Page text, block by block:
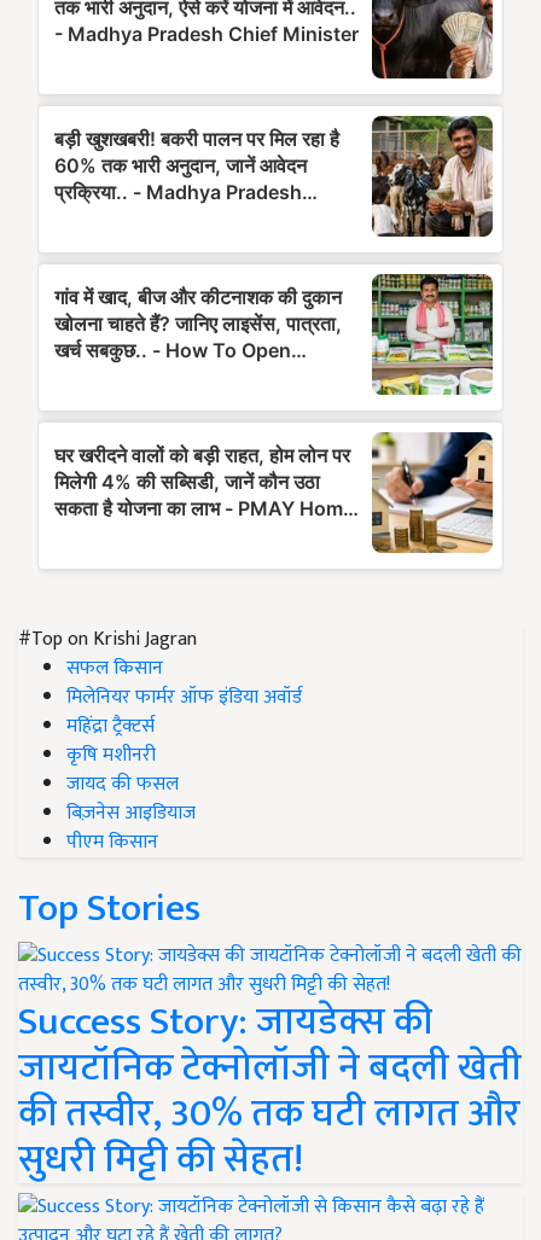
#Top on Krishi Jagran
सफल किसान
मिलेनियर फार्मर ऑफ इंडिया अवॉर्ड
महिंद्रा ट्रैक्टर्स
कृषि मशीनरी
जायद की फसल
बिज़नेस आइडियाज
पीएम किसान
Top Stories
Success Story: जायडेक्स की
जायटॉनिक टेक्नोलॉजी ने बदली खेती
की तस्वीर, 30% तक घटी लागत और
सुधरी मिट्टी की सेहत!